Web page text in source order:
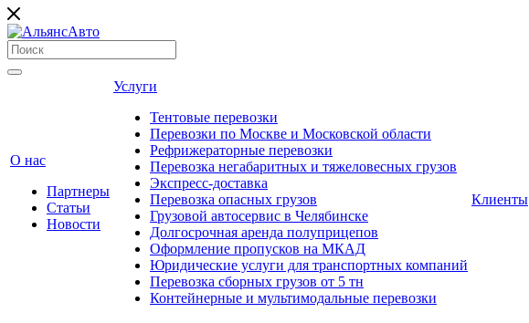
О нас
Партнеры
Статьи
Новости
Услуги
Тентовые перевозки
Перевозки по Москве и Московской области
Рефрижераторные перевозки
Перевозка негабаритных и тяжеловесных грузов
Экспресс-доставка
Перевозка опасных грузов
Грузовой автосервис в Челябинске
Долгосрочная аренда полуприцепов
Оформление пропусков на МКАД
Юридические услуги для транспортных компаний
Перевозка сборных грузов от 5 тн
Контейнерные и мультимодальные перевозки
Клиенты